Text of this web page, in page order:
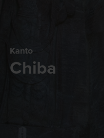
Kanto
Chiba